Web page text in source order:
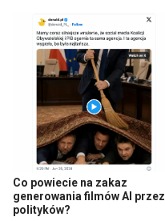
Co powiecie na zakaz
generowania filmów AI przez
polityków?